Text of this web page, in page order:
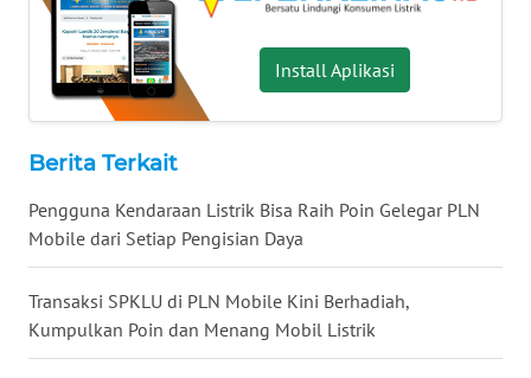
Install Aplikasi
Berita Terkait
Pengguna Kendaraan Listrik Bisa Raih Poin Gelegar PLN
Mobile dari Setiap Pengisian Daya
Transaksi SPKLU di PLN Mobile Kini Berhadiah,
Kumpulkan Poin dan Menang Mobil Listrik
WN
NIAS
WN
LANGKAT
WN
TAPANULI
WN